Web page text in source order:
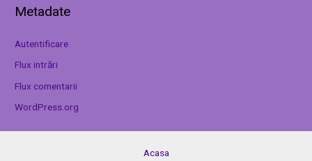
Metadate
Autentificare
Flux intrări
Flux comentarii
WordPress.org
Acasa